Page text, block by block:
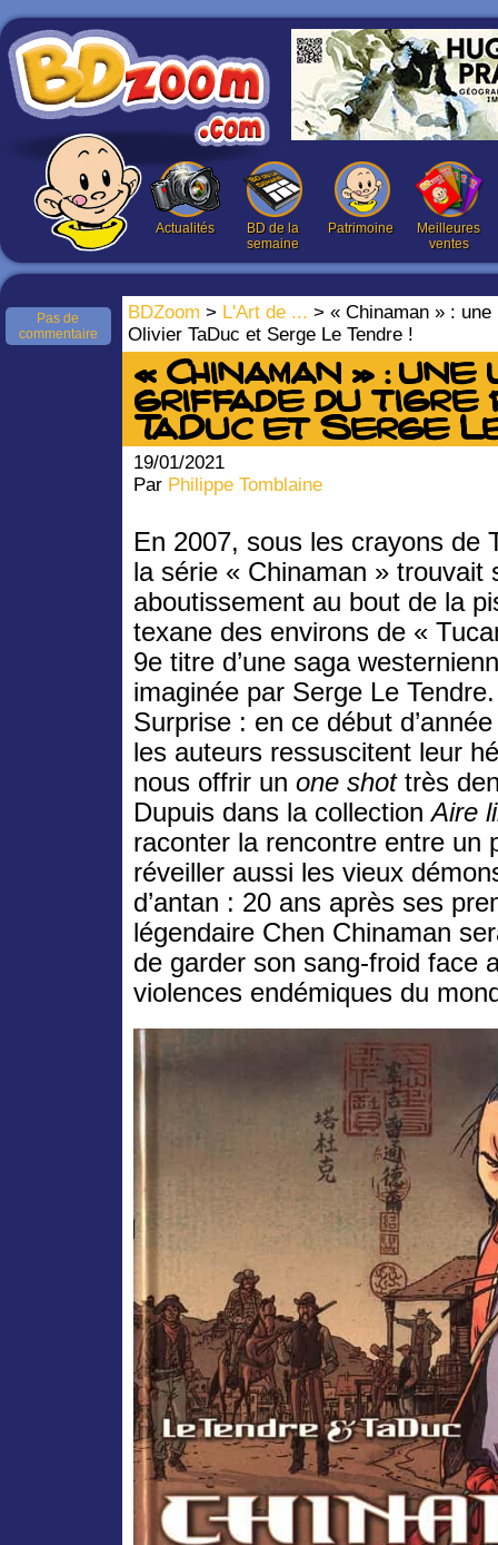
Actualités
BD de la
semaine
Patrimoine
Meilleures
ventes
BDZoom > L'Art de ... > « Chinaman » :
Olivier TaDuc et Serge Le Tendre !
Pas de
commentaire
« Chinaman » : une
griffade du tigre
TaDuc et Serge
19/01/2021
Par Philippe Tomblaine
En 2007, sous les crayons de
la série « Chinaman » trouvait
aboutissement au bout de la
texane des environs de «
9e titre d’une saga
imaginée par Serge Le Tendre.
Surprise : en ce début
les auteurs ressuscitent leur
nous offrir un one shottrès
Dupuis dans la collectionAire
raconter la rencontre entre un
réveiller aussi les vieux
d’antan : 20 ans après ses
légendaire Chen Chinaman
de garder son sang-froid face
violences endémiques du